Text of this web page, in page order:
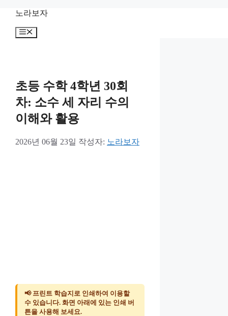
노라보자
메
초등 수학 4학년 30회
차: 소수 세 자리 수의
이해와 활용
2026년 06월 23일 작성자: 노라보자
📢 프린트 학습지로 인쇄하여 이용할
수 있습니다. 화면 아래에 있는 인쇄 버
튼을 사용해 보세요.